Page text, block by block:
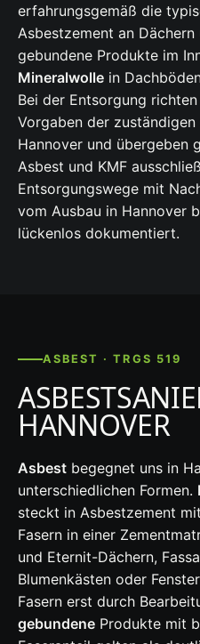
erfahrungsgemäß die
Asbestzement an
gebundene Produkte im
Mineralwolle in
Bei der Entsorgung
Vorgaben der
Hannover und übergeben
Asbest und KMF
Entsorgungswege mit
vom Ausbau in Hannover
lückenlos dokumentiert.
ASBEST · TRGS 519
HANNOVER
Asbest begegnet uns in
unterschiedlichen Formen.
steckt in Asbestzement
Fasern in einer
und Eternit-Dächern,
Blumenkästen oder
Fasern erst durch
gebundene Produkte mit